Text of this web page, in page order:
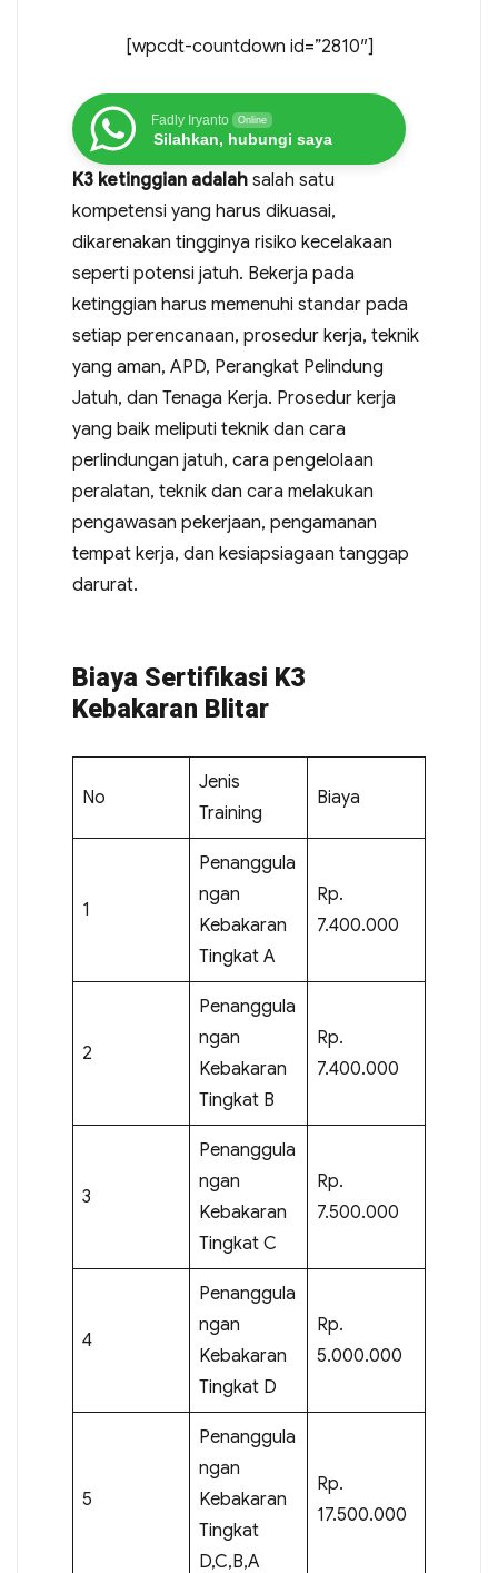
[wpcdt-countdown id=”2810″]
Fadly Iryanto Online
Silahkan, hubungi saya
K3 ketinggian adalahsalah satu
kompetensi yang harus dikuasai,
dikarenakan tingginya risiko kecelakaan
seperti potensi jatuh. Bekerja pada
ketinggian harus memenuhi standar pada
setiap perencanaan, prosedur kerja, teknik
yang aman, APD, Perangkat Pelindung
Jatuh, dan Tenaga Kerja. Prosedur kerja
yang baik meliputi teknik dan cara
perlindungan jatuh, cara pengelolaan
peralatan, teknik dan cara melakukan
pengawasan pekerjaan, pengamanan
tempat kerja, dan kesiapsiagaan tanggap
darurat.
Biaya Sertifikasi K3
Kebakaran Blitar
No
Jenis
Training
Biaya
1
Penanggula
ngan
Kebakaran
Tingkat A
Rp.
7.400.000
2
Penanggula
ngan
Kebakaran
Tingkat B
Rp.
7.400.000
3
Penanggula
ngan
Kebakaran
Tingkat C
Rp.
7.500.000
4
Penanggula
ngan
Kebakaran
Tingkat D
Rp.
5.000.000
5
Penanggula
ngan
Kebakaran
Tingkat
D,C,B,A
Rp.
17.500.000